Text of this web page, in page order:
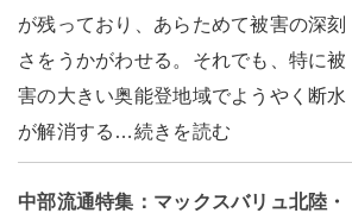
が残っており、あらためて被害の深刻
さをうかがわせる。それでも、特に被
害の大きい奥能登地域でようやく断水
が解消する…続きを読む
中部流通特集：マックスバリュ北陸・